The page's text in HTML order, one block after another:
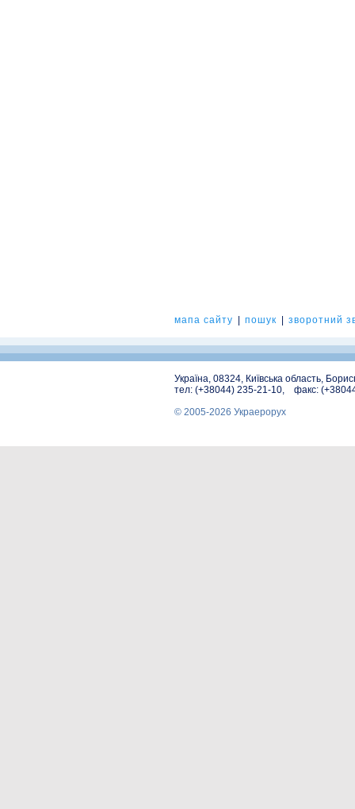
мапа сайту пошук зворотний
Україна, 08324, Київська область,
тел: (+38044) 235-21-10, факс:
© 2005-2026 Украерорух